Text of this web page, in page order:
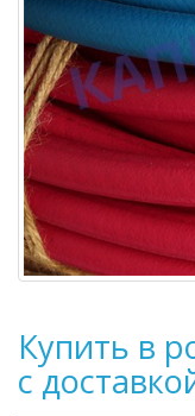
Купить в
с